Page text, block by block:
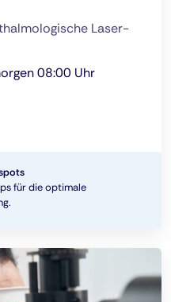
Laser-
08:00 Uhr
für die optimale